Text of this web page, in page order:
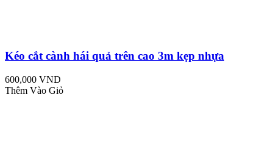
Kéo cắt cành hái quả trên cao 3m kẹp nhựa
600,000 VND
Thêm Vào Giỏ